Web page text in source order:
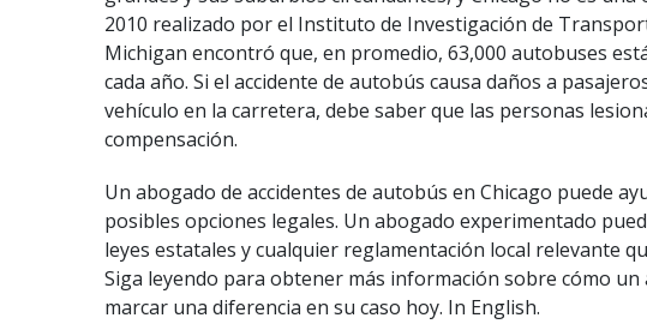
2010 realizado por el Instituto de Investigación de
Michigan encontró que, en promedio, 63,000 autobuses
cada año. Si el accidente de autobús causa daños a
vehículo en la carretera, debe saber que las personas
compensación.
Un abogado de accidentes de autobús en Chicago puede
posibles opciones legales. Un abogado experimentado
leyes estatales y cualquier reglamentación local relevante
Siga leyendo para obtener más información sobre cómo
marcar una diferencia en su caso hoy. In English.